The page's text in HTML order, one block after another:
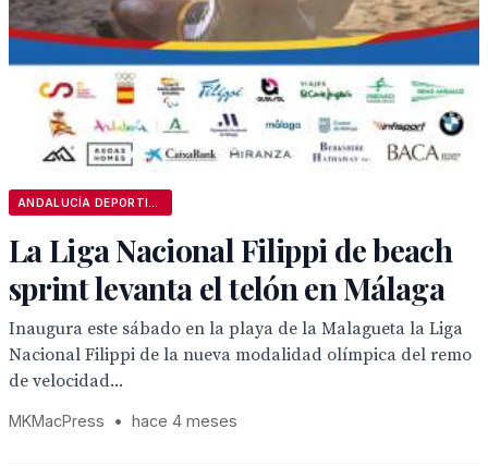
La Liga Nacional Filippi de beach
sprint levanta el telón en Málaga
Inaugura este sábado en la playa de la Malagueta la Liga
Nacional Filippi de la nueva modalidad olímpica del remo
de velocidad...
MKMacPress • hace 4 meses